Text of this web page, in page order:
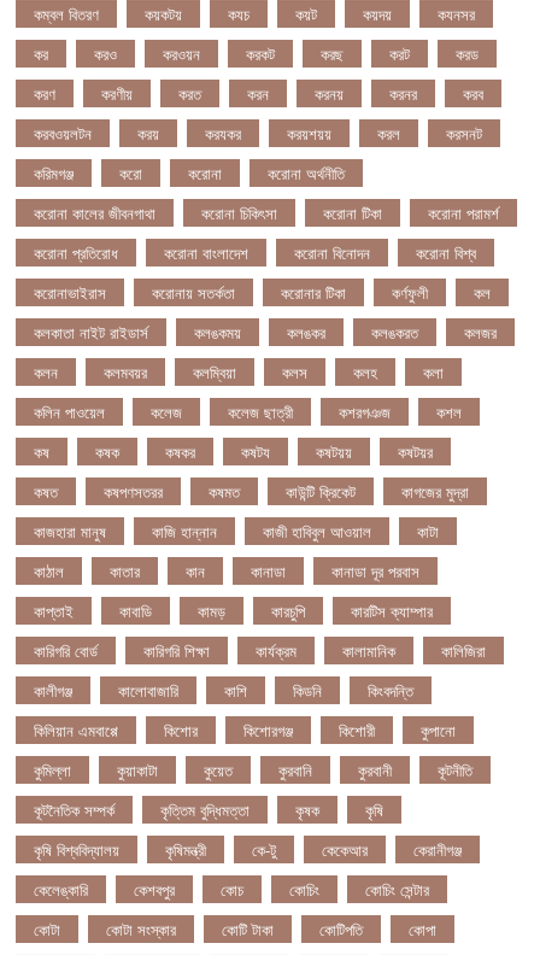
কম্বল বিতরণ
কয়কটয় কযচ কয়ট কয়দয়
কযনসর
কর
করও করওয়ন করকট করছ করট
করড
করণ
করণীয় করত করন করনয় করনর
করব
করবওয়লটন
করয় করযকর করয়শয়য় করল
করসনট
করিমগঞ্জ
করো করোনা
করোনা অর্থনীতি
করোনা কালের জীবনগাথা
করোনা চিকিৎসা করোনা টিকা
করোনা পরামর্শ
করোনা প্রতিরোধ
করোনা বাংলাদেশ করোনা বিনোদন
করোনা বিশ্ব
করোনাভাইরাস
করোনায় সতর্কতা করোনার টিকা কর্ণফুলী
কল
কলকাতা নাইট রাইডার্স
কলঙকময় কলঙকর কলঙকরত
কলজর
কলন
কলমবয়র কলম্বিয়া কলস কলহ
কলা
কলিন পাওয়েল
কলেজ কলেজ ছাত্রী কশরগঞজ
কশল
কষ
কষক কষকর কষটয কষটয়য়
কষটয়র
কষত
কষপণসতরর কষমত কাউন্টি ক্রিকেট
কাগজের মুদ্রা
কাজহারা মানুষ
কাজি হান্নান কাজী হাবিবুল আওয়াল
কাটা
কাঠাল
কাতার কান কানাডা
কানাডা দূর পরবাস
কাপ্তাই
কাবাডি কামড় কারচুপি
কারটিস ক্যাম্পার
কারিগরি বোর্ড
কারিগরি শিক্ষা কার্যক্রম কালামানিক
কালিজিরা
কালীগঞ্জ
কালোবাজারি কাশি কিডনি
কিংবদন্তি
কিলিয়ান এমবাপ্পে
কিশোর কিশোরগঞ্জ কিশোরী
কুপানো
কুমিল্লা
কুয়াকাটা কুয়েত কুরবানি কুরবানী
কূটনীতি
কূটনৈতিক সম্পর্ক
কৃত্তিম বুদ্ধিমত্তা কৃষক
কৃষি
কৃষি বিশ্ববিদ্যালয়
কৃষিমন্ত্রী কে-টু কেকেআর
কেরানীগঞ্জ
কেলেঙ্কারি
কেশবপুর কোচ কোচিং
কোচিং সেন্টার
কোটা
কোটা সংস্কার কোটি টাকা কোটিপতি
কোপা